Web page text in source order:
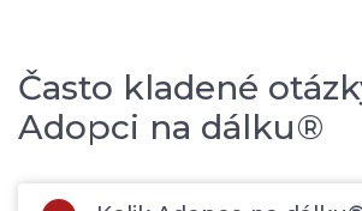
Často kladené
Adopci na dálku®